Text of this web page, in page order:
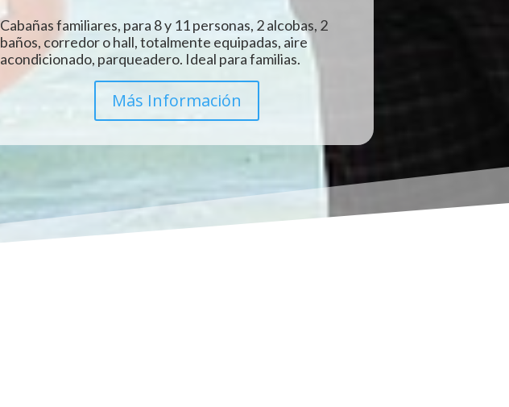
Cabañas familiares, para 8 y 11 personas, 2 alcobas, 2
baños, corredor o hall, totalmente equipadas, aire
acondicionado, parqueadero. Ideal para familias.
Más Información